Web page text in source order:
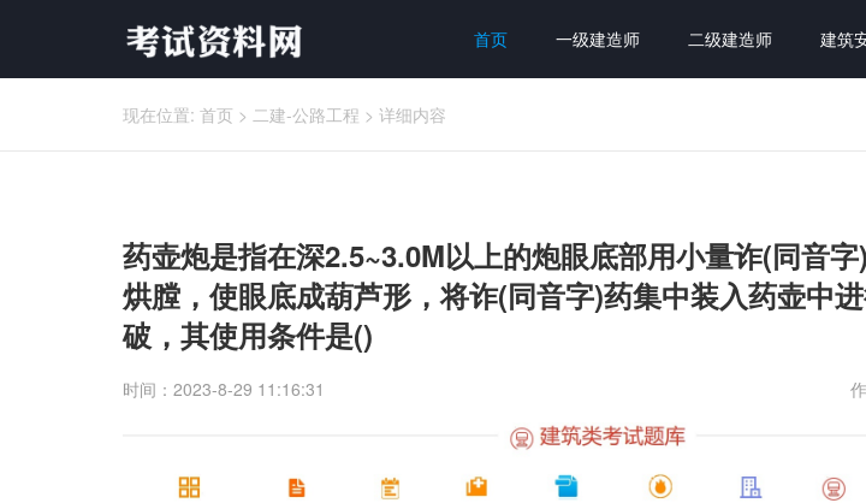
首页 一级建造师 二级建造师 建筑
现在位置: 首页 > 二建-公路工程 > 详细内容
药壶炮是指在深2.5~3.0M以上的炮眼底部用小量诈(同音
烘膛，使眼底成葫芦形，将诈(同音字)药集中装入药壶中
破，其使用条件是()
时间：2023-8-29 11:16:31